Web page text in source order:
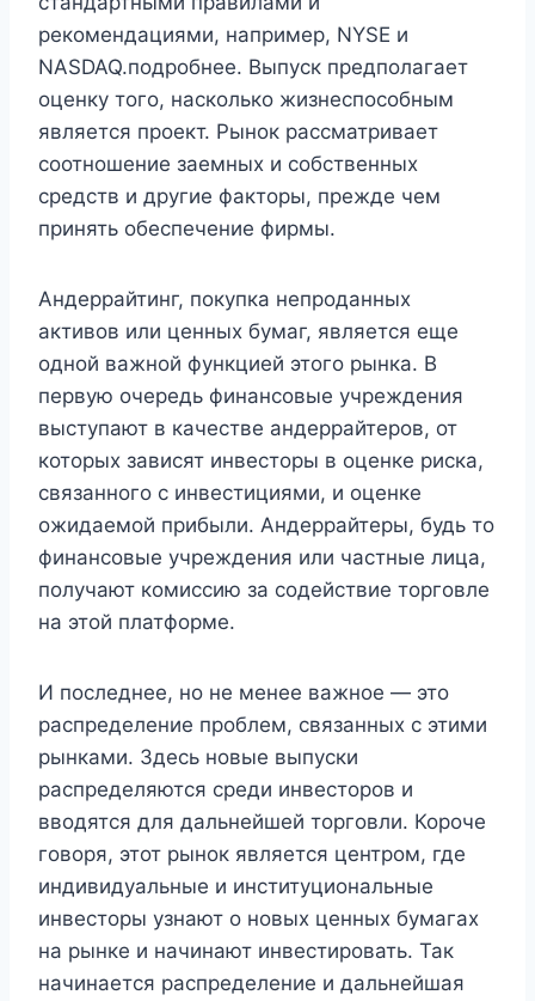
рекомендациями, например, NYSE и
NASDAQ.подробнее. Выпуск предполагает
оценку того, насколько жизнеспособным
является проект. Рынок рассматривает
соотношение заемных и собственных
средств и другие факторы, прежде чем
принять обеспечение фирмы.
Андеррайтинг, покупка непроданных
активов или ценных бумаг, является еще
одной важной функцией этого рынка. В
первую очередь финансовые учреждения
выступают в качестве андеррайтеров, от
которых зависят инвесторы в оценке риска,
связанного с инвестициями, и оценке
ожидаемой прибыли. Андеррайтеры, будь то
финансовые учреждения или частные лица,
получают комиссию за содействие торговле
на этой платформе.
И последнее, но не менее важное — это
распределение проблем, связанных с этими
рынками. Здесь новые выпуски
распределяются среди инвесторов и
вводятся для дальнейшей торговли. Короче
говоря, этот рынок является центром, где
индивидуальные и институциональные
инвесторы узнают о новых ценных бумагах
на рынке и начинают инвестировать. Так
начинается распределение и дальнейшая